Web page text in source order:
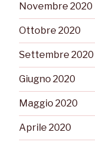
Novembre 2020
Ottobre 2020
Settembre 2020
Giugno 2020
Maggio 2020
Aprile 2020